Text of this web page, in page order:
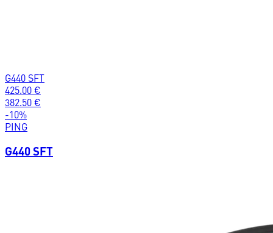
G440 SFT
425.00 €
382.50 €
-10%
PING
G440 SFT